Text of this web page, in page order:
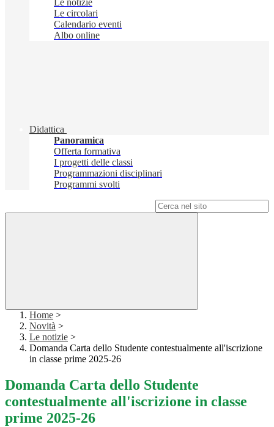
Le notizie
Le circolari
Calendario eventi
Albo online
Didattica
Panoramica
Offerta formativa
I progetti delle classi
Programmazioni disciplinari
Programmi svolti
Home >
Novità >
Le notizie >
Domanda Carta dello Studente contestualmente all'iscrizione
in classe prime 2025-26
Domanda Carta dello Studente
contestualmente all'iscrizione in classe
prime 2025-26